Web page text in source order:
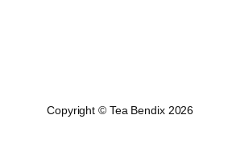
Copyright © Tea Bendix 2026